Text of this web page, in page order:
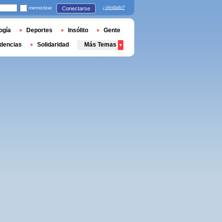
memorizar Conectarse ¿olvidado?
Deportes Insólito Gente
Solidaridad Más Temas